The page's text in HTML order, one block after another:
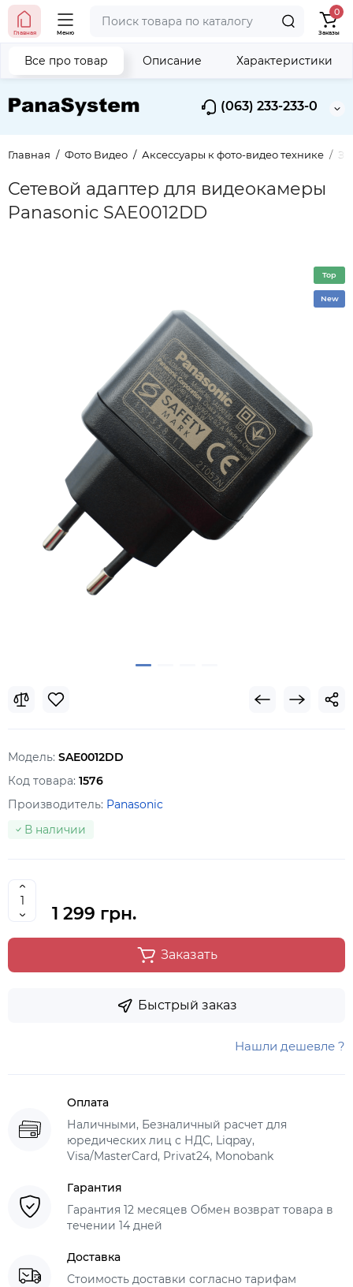
(063) 233-233-0
Главная Меню
0
Заказы
Главная Фото Видео Аксессуары к фото-видео технике
Сетевой адаптер для видеокамеры
Panasonic SAE0012DD
Все про товар Описание Характеристики
Top
New
Модель: SAE0012DD
Код товара: 1576
Производитель: Panasonic
В наличии
1 299 грн.
Заказать
Быстрый заказ
Нашли дешевле ?
Оплата
Наличными, Безналичный расчет для
юредических лиц с НДС, Liqpay,
Visa/MasterCard, Privat24, Monobank
Гарантия
Гарантия 12 месяцев Обмен возврат товара в
течении 14 дней
Доставка
Стоимость доставки согласно тарифам